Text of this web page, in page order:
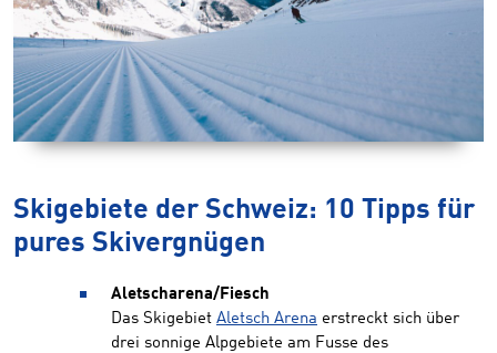
Skigebiete der Schweiz: 10 Tipps für
pures Skivergnügen
Aletscharena/Fiesch
Das Skigebiet Aletsch Arena erstreckt sich über
drei sonnige Alpgebiete am Fusse des